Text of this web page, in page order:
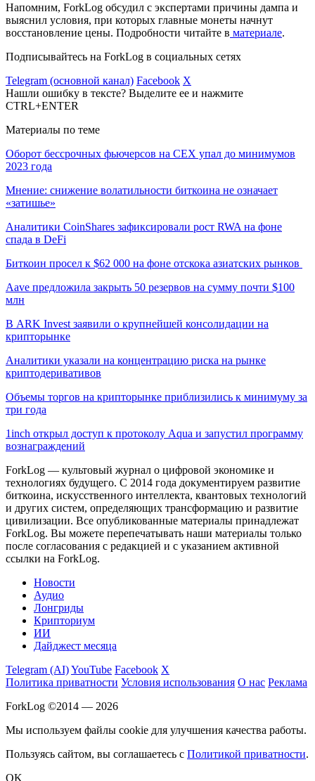
Напомним, ForkLog обсудил с экспертами причины дампа и
выяснил условия, при которых главные монеты начнут
восстановление цены. Подробности читайте в материале.
Подписывайтесь на ForkLog в социальных сетях
Telegram (основной канал) Facebook X
Нашли ошибку в тексте? Выделите ее и нажмите
CTRL+ENTER
Материалы по теме
Оборот бессрочных фьючерсов на CEX упал до минимумов
2023 года
Мнение: снижение волатильности биткоина не означает
«затишье»
Аналитики CoinShares зафиксировали рост RWA на фоне
спада в DeFi
Биткоин просел к $62 000 на фоне отскока азиатских рынков
Aave предложила закрыть 50 резервов на сумму почти $100
млн
В ARK Invest заявили о крупнейшей консолидации на
крипторынке
Аналитики указали на концентрацию риска на рынке
криптодеривативов
Объемы торгов на крипторынке приблизились к минимуму за
три года
1inch открыл доступ к протоколу Aqua и запустил программу
вознаграждений
ForkLog — культовый журнал о цифровой экономике и
технологиях будущего. С 2014 года документируем развитие
биткоина, искусственного интеллекта, квантовых технологий
и других систем, определяющих трансформацию и развитие
цивилизации. Все опубликованные материалы принадлежат
ForkLog. Вы можете перепечатывать наши материалы только
после согласования с редакцией и с указанием активной
ссылки на ForkLog.
Новости
Аудио
Лонгриды
Крипториум
ИИ
Дайджест месяца
Telegram (AI)YouTube Facebook X
Политика приватности Условия использования О нас Реклама
ForkLog ©2014 — 2026
Мы используем файлы cookie для улучшения качества работы.
Пользуясь сайтом, вы соглашаетесь с Политикой приватности.
OK